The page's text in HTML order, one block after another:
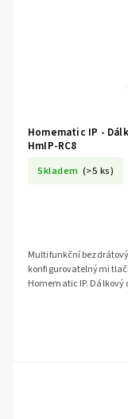
Homematic IP -
HmIP-RC8
Skladem (>5 ks)
Multifunkční
konfigurovatelnými
Homematic IP.